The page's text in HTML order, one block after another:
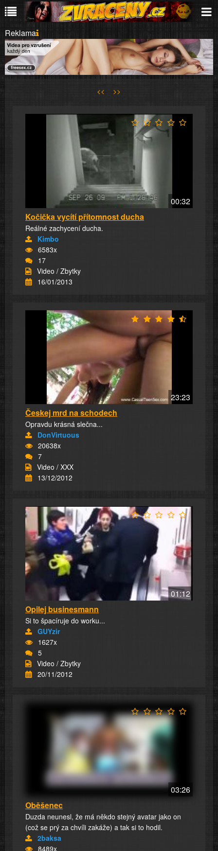
Reklama
<< >>
00:32
Kočička vycítí přítomnost ducha
Reálné zachycení ducha.
Kimbo
6583x
17
Video / Zbytky
16/01/2013
23:23
Českej mrd na schodech
Opravdu krásná slečna...
DonVirtuous
20638x
7
Video / XXX
13/12/2012
01:12
Opilej businesmann
Si to špacíruje do worku...
GUYzir
1627x
5
Video / Zbytky
20/11/2012
03:26
Oběšenec
Duzda neunesl, že má někdo stejný avatar jako on
(což se prý za chvíli zakáže) a tak si to hodil.
2baksa
8489x